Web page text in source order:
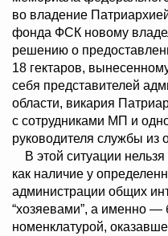
во владение
фонда ФСК новому
решению о
18 гектаров,
себя представителей
области, викария
с сотрудниками МП и
руководителя службы из
В этой ситуации нельзя
как наличие у
администрации общих
“хозяевами”, а именно —
номенклатурой,